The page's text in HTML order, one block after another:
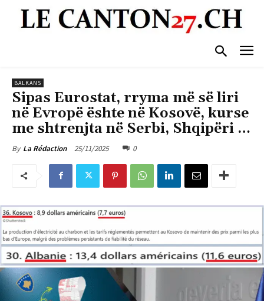
BALKANS
Sipas Eurostat, rryma më së liri
në Evropë ështe në Kosovë, kurse
me shtrenjta në Serbi, Shqipëri …
By La Rédaction 25/11/2025 0